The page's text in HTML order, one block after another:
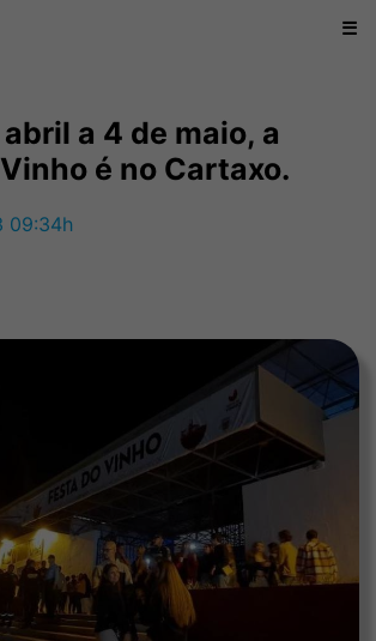
☰
a 4 de maio, a
é no Cartaxo.
09:34h